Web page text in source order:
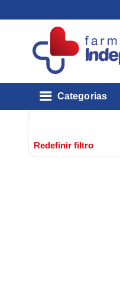
Categorias
Redefinir filtro